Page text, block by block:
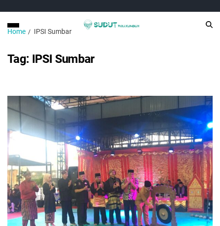
Home IPSI Sumbar
Tag: IPSI Sumbar